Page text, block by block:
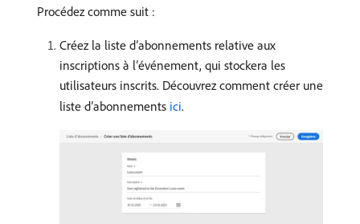
Procédez comme suit :
Créez la liste d’abonnements relative aux
inscriptions à l’événement, qui stockera les
utilisateurs inscrits. Découvrez comment créer une
liste d’abonnements ici.